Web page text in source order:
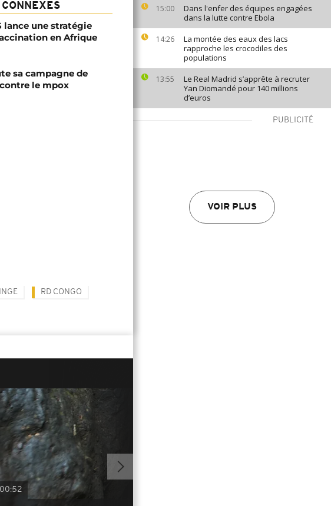
15:00
Dans l'enfer des équipes engagées
dans la lutte contre Ebola
14:26
La montée des eaux des lacs
rapproche les crocodiles des
populations
13:55
Le Real Madrid s’apprête à recruter
Yan Diomandé pour 140 millions
d’euros
PUBLICITÉ
VOIR PLUS
lance une stratégie
en Afrique
sa campagne de
le mpox
RD CONGO
00:52